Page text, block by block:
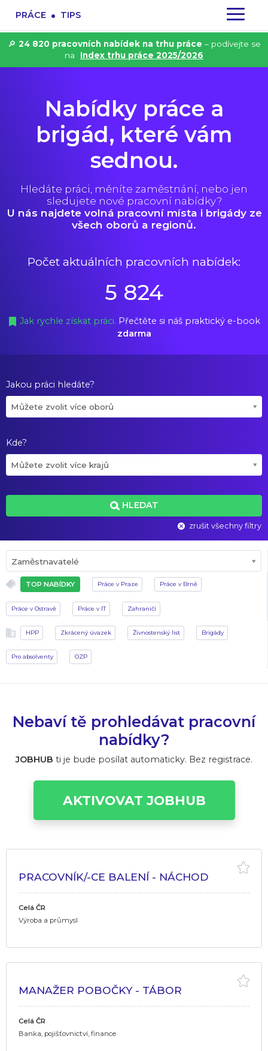
PRÁCE . TIPS
🔎 24 820 pracovních nabídek na trhu práce – podívejte se
na
Index trhu práce 2025/2026
Nabídky práce a
brigád, které vám
sednou.
Hledáte práci, měníte zaměstnání, nebo jen
sledujete nové pracovní nabídky?
U nás najdete volná pracovní místa i brigády ze
všech oborů a regionů.
Počet aktuálních pracovních nabídek:
5 824
Jak rychle získat práci. Přečtěte si náš praktický e-book
zdarma
Jakou práci hledáte?
Můžete zvolit více oborů
Kde?
Můžete zvolit více krajů
HLEDAT
zrušit všechny filtry
Zaměstnavatelé
TOP NABÍDKY Práce v Praze Práce v Brně
Práce v Ostravě Práce v IT Zahraničí
HPP Zkrácený úvazek Živnostenský list Brigády
Pro absolventy OZP
Nebaví tě prohledávat pracovní
nabídky?
JOBHUB ti je bude posílat automaticky. Bez registrace.
AKTIVOVAT JOBHUB
PRACOVNÍK/-CE BALENÍ - NÁCHOD
Celá ČR
Výroba a průmysl
MANAŽER POBOČKY - TÁBOR
Celá ČR
Banka, pojišťovnictví, finance